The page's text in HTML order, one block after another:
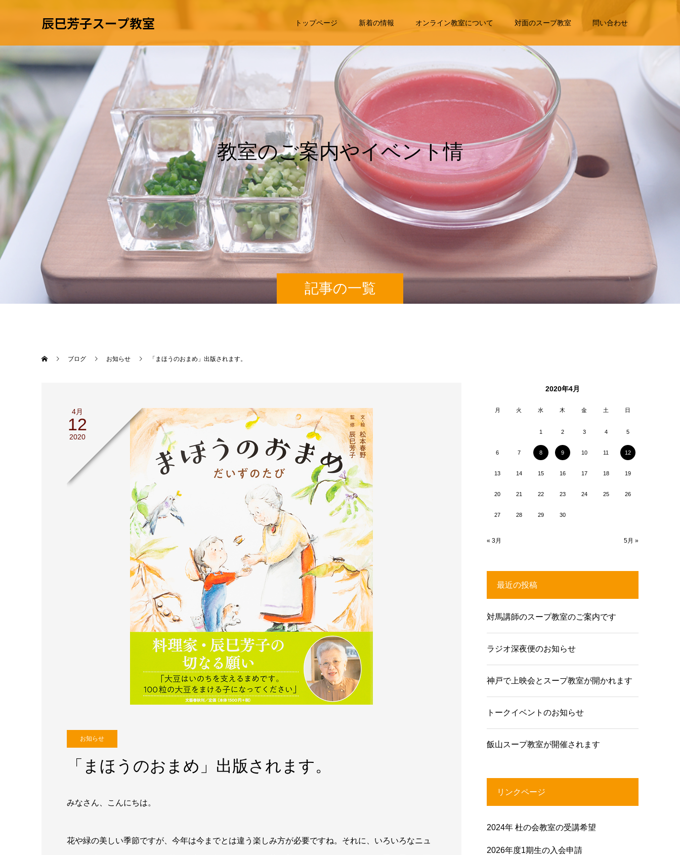
辰巳芳子スープ教室 トップページ 新着の情報 オンライン教室について 対面のスープ教室 問い合わせ
記事の一覧
教室のご案 内やイベント情報を
掲載し
ブログ お知らせ 「まほうのおまめ」出版されます。
4月
12
2020
お知らせ
「まほうのおまめ」出版されます。
みなさん、こんにちは。
花や緑の美しい季節ですが、今年は今までとは違う楽しみ方が必要ですね。それに、いろいろなニュ
2020年4月
月 火 水 木 金 土 日
1 2 3 4 5
6 7 8 9 10 11 12
13 14 15 16 17 18 19
20 21 22 23 24 25 26
27 28 29 30
« 3月 5月 »
最近の投稿
対馬講師のスープ教室のご案内です
ラジオ深夜便のお知らせ
神戸で上映会とスープ教室が開かれます
トークイベントのお知らせ
飯山スープ教室が開催されます
リンクページ
2024年 杜の会教室の受講希望
2026年度1期生の入会申請